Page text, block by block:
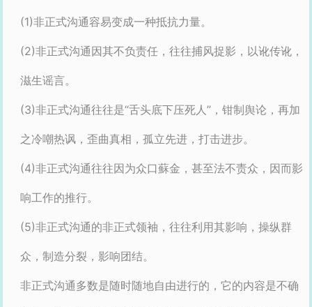
(1)非正式沟通容易变成一种抵抗力量。
(2)非正式沟通因其不负责任，往往捕风捉影，以讹传讹，
滋生谣言。
(3)非正式沟通往往是“舌头底下压死人”，钳制舆论，再加
之冷嘲热讽，歪曲真相，孤立先进，打击进步。
(4)非正式沟通往往因为众口蘇金，甚至法不责众，因而影
响工作的推行。
(5)非正式沟通的非正式领袖，往往利用其影响，操纵群
众，制造分裂，影响团结。
非正式沟通多数是随时随地自由进行的，它的内容是不确